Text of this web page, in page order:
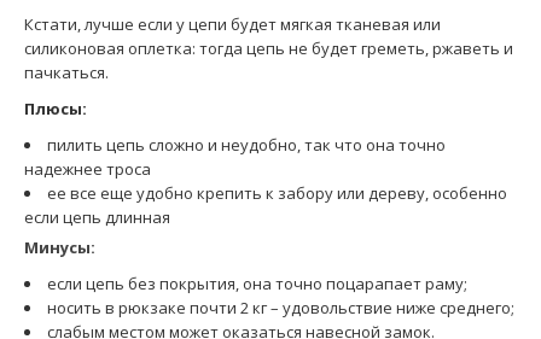
Кстати, лучше если у цепи будет мягкая тканевая или
силиконовая оплетка: тогда цепь не будет греметь, ржаветь и
пачкаться.
Плюсы:
пилить цепь сложно и неудобно, так что она точно
надежнее троса
ее все еще удобно крепить к забору или дереву, особенно
если цепь длинная
Минусы:
если цепь без покрытия, она точно поцарапает раму;
носить в рюкзаке почти 2 кг – удовольствие ниже среднего;
слабым местом может оказаться навесной замок.